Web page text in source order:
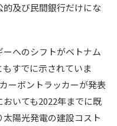
及び民間銀行だけにな
へのシフトがベトナム
すでに示されていま
ーボントラッカーが発表
いても2022年までに既
陽光発電の建設コスト